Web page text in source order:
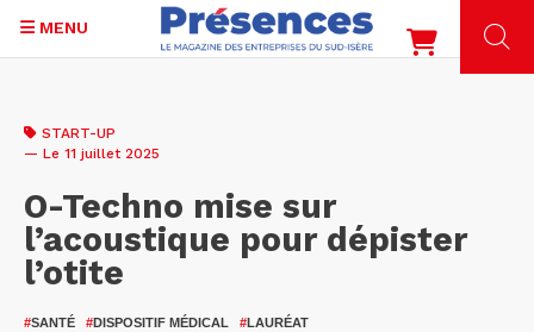
contenu
MENU
START-UP
— Le 11 juillet 2025
O-Techno mise sur
l’acoustique pour dépister
l’otite
#SANTÉ #DISPOSITIF MÉDICAL #LAURÉAT